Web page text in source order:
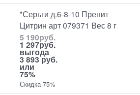
*Серьги д.6-8-10 Пренит
Цитрин арт 079371 Вес 8 г
5 190руб.
1 297руб.
выгода
3 893 руб.
или
75%
Скидка 75%